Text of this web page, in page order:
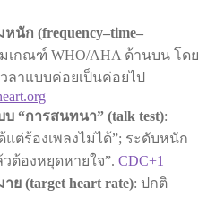
นัก (frequency–time–
มเกณฑ์ WHO/AHA ด้านบน โดย
ลาแบบค่อยเป็นค่อยไป
“การสนทนา” (talk test):
ต่ร้องเพลงไม่ได้”; ระดับหนัก
ต้องหยุดหายใจ”. CDC+1
ย (target heart rate): ปกติ